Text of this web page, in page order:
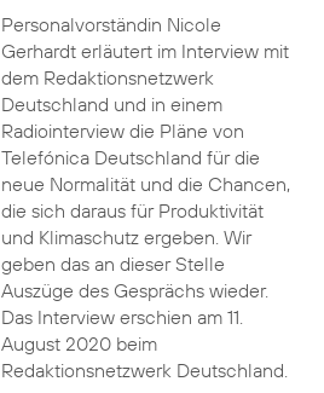
Personalvorständin Nicole
Gerhardt erläutert im Interview mit
dem Redaktionsnetzwerk
Deutschland und in einem
Radiointerview die Pläne von
Telefónica Deutschland für die
neue Normalität und die Chancen,
die sich daraus für Produktivität
und Klimaschutz ergeben. Wir
geben das an dieser Stelle
Auszüge des Gesprächs wieder.
Das Interview erschien am 11.
August 2020 beim
Redaktionsnetzwerk Deutschland.